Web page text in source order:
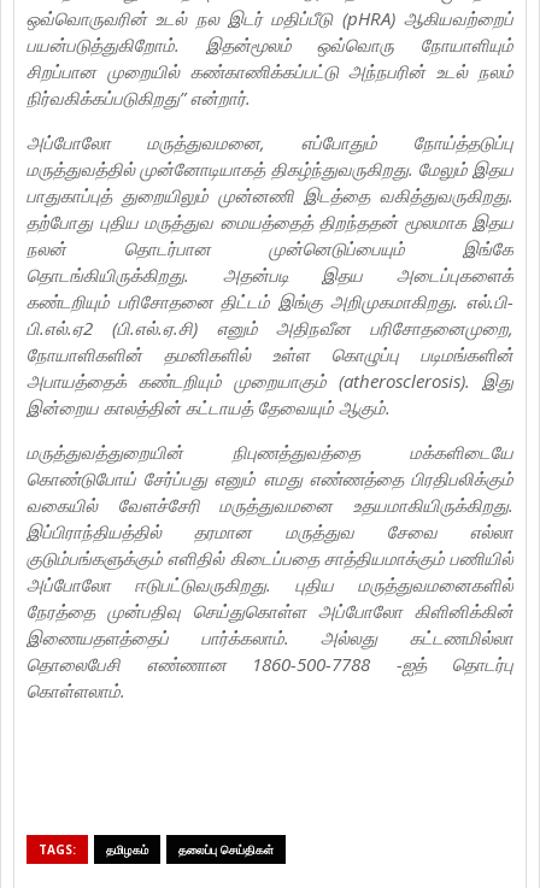
ஒவ்வொருவரின் உடல் நல இடர் மதிப்பீடு (pHRA) ஆகியவற்றைப்
பயன்படுத்துகிறோம். இதன்மூலம் ஒவ்வொரு நோயாளியும்
சிறப்பான முறையில் கண்காணிக்கப்பட்டு அந்நபரின் உடல் நலம்
நிர்வகிக்கப்படுகிறது” என்றார்.
அப்போலோ மருத்துவமனை, எப்போதும் நோய்த்தடுப்பு
மருத்துவத்தில் முன்னோடியாகத் திகழ்ந்துவருகிறது. மேலும் இதய
பாதுகாப்புத் துறையிலும் முன்னணி இடத்தை வகித்துவருகிறது.
தற்போது புதிய மருத்துவ மையத்தைத் திறந்ததன் மூலமாக இதய
நலன் தொடர்பான முன்னெடுப்பையும் இங்கே
தொடங்கியிருக்கிறது. அதன்படி இதய அடைப்புகளைக்
கண்டறியும் பரிசோதனை திட்டம் இங்கு அறிமுகமாகிறது. எல்.பி-
பி.எல்.ஏ2 (பி.எல்.ஏ.சி) எனும் அதிநவீன பரிசோதனைமுறை,
நோயாளிகளின் தமனிகளில் உள்ள கொழுப்பு படிமங்களின்
அபாயத்தைக் கண்டறியும் முறையாகும் (atherosclerosis). இது
இன்றைய காலத்தின் கட்டாயத் தேவையும் ஆகும்.
மருத்துவத்துறையின் நிபுணத்துவத்தை மக்களிடையே
கொண்டுபோய் சேர்ப்பது எனும் எமது எண்ணத்தை பிரதிபலிக்கும்
வகையில் வேளச்சேரி மருத்துவமனை உதயமாகியிருக்கிறது.
இப்பிராந்தியத்தில் தரமான மருத்துவ சேவை எல்லா
குடும்பங்களுக்கும் எளிதில் கிடைப்பதை சாத்தியமாக்கும் பணியில்
அப்போலோ ஈடுபட்டுவருகிறது. புதிய மருத்துவமனைகளில்
நேரத்தை முன்பதிவு செய்துகொள்ள அப்போலோ கிளினிக்கின்
இணையதளத்தைப் பார்க்கலாம். அல்லது கட்டணமில்லா
தொலைபேசி எண்ணான 1860-500-7788 -ஐத் தொடர்பு
கொள்ளலாம்.
TAGS: தமிழகம் தலைப்பு செய்திகள்